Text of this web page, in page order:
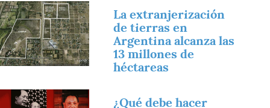
La extranjerización
de tierras en
Argentina alcanza las
13 millones de
héctareas
¿Qué debe hacer